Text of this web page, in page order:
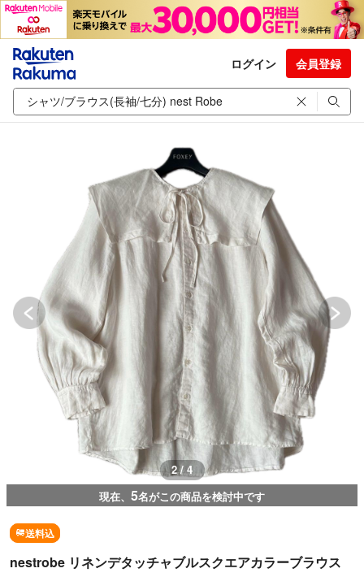
ログイン 会員登録
2 / 4
現在、 5名がこの商品を検討中です
送料込
nestrobe リネンデタッチャブルスクエアカラーブラウス